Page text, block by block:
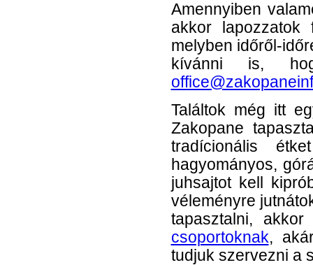
Amennyiben
akkor lapozzatok
melyben időről-
kívánni is,
Találtok még itt
Zakopane
tradícionális
hagyományos,
juhsajtot kell
véleményre
tapasztalni,
csoportoknak,
tudjuk szervezni a